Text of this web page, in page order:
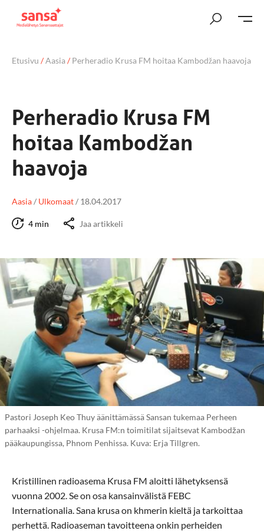
Etusivu /Aasia/Perheradio Krusa FM hoitaa Kambodžan haavoja
Perheradio Krusa FM
hoitaa Kambodžan
haavoja
Aasia/ Ulkomaat/ 18.04.2017
4 min Jaa artikkeli
Pastori Joseph Keo Thuy äänittämässä Sansan tukemaa Perheen
parhaaksi -ohjelmaa. Krusa FM:n toimitilat sijaitsevat Kambodžan
pääkaupungissa, Phnom Penhissa. Kuva: Erja Tillgren.
Kristillinen radioasema Krusa FM aloitti lähetyksensä
vuonna 2002. Se on osa kansainvälistä FEBC
Internationalia. Sana krusa on khmerin kieltä ja tarkoittaa
perhettä. Radioaseman tavoitteena onkin perheiden